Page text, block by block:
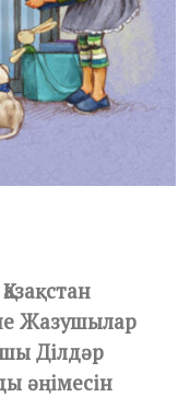
Жазушылар
Ділдәр
әңімесін